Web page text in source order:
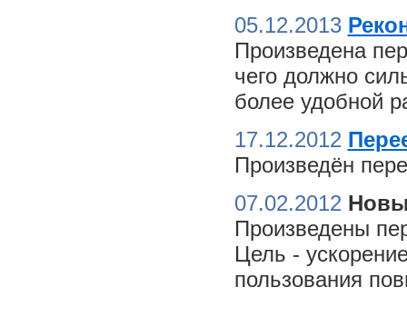
05.12.2013
Произведена
чего должно
более удобной
17.12.2012
Произведён
07.02.2012
Произведены
Цель -
пользования